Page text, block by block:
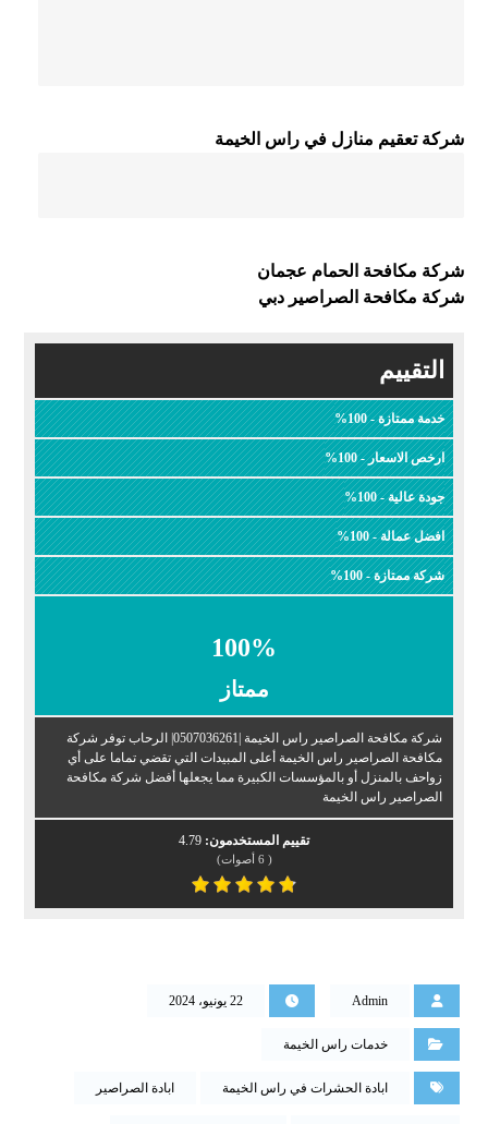
شركة تعقيم منازل في راس الخيمة
شركة مكافحة الحمام عجمان
شركة مكافحة الصراصير دبي
التقييم
خدمة ممتازة - 100%
ارخص الاسعار - 100%
جودة عالية - 100%
افضل عمالة - 100%
شركة ممتازة - 100%
100%
ممتاز
شركة مكافحة الصراصير راس الخيمة |0507036261| الرحاب توفر شركة
مكافحة الصراصير راس الخيمة أعلى المبيدات التي تقضي تماما على أي
زواحف بالمنزل أو بالمؤسسات الكبيرة مما يجعلها أفضل شركة مكافحة
الصراصير راس الخيمة
تقييم المستخدمون: 4.79
(
6 أصوات)
Admin 22 يونيو، 2024
خدمات راس الخيمة
ابادة الحشرات في راس الخيمة ابادة الصراصير